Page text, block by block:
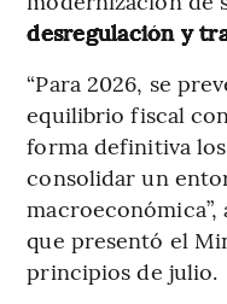
desregulación y
“Para 2026, se
equilibrio fiscal
forma definitiva
consolidar un
que presentó el
principios de julio.